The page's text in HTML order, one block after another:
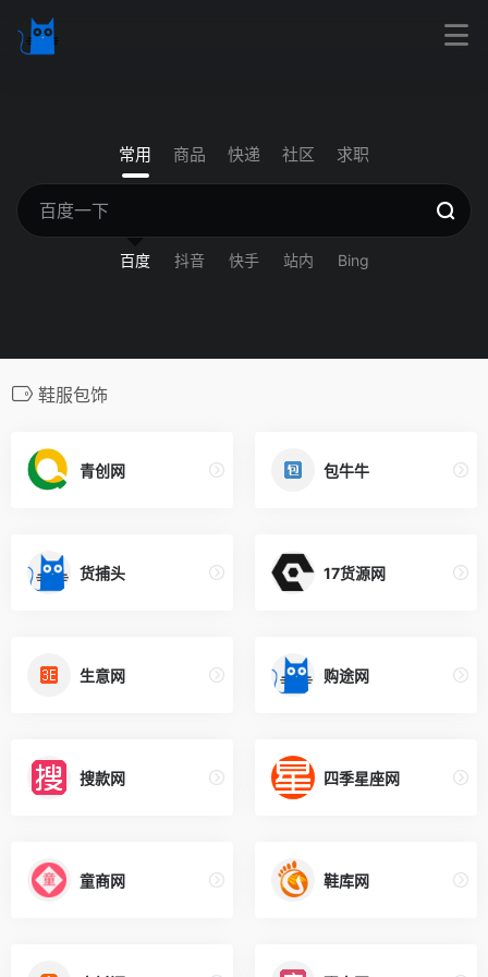
常用 商品 快递 社区 求职
百度 抖音 快手 站内 Bing
鞋服包饰
青创网 包牛牛
货捕头 17货源网
生意网 购途网
搜款网 四季星座网
童商网 鞋库网